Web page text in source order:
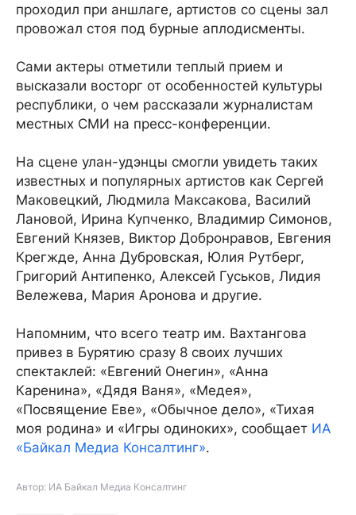
проходил при аншлаге, артистов со сцены зал
провожал стоя под бурные аплодисменты.
Сами актеры отметили теплый прием и
высказали восторг от особенностей культуры
республики, о чем рассказали журналистам
местных СМИ на пресс-конференции.
На сцене улан-удэнцы смогли увидеть таких
известных и популярных артистов как Сергей
Маковецкий, Людмила Максакова, Василий
Лановой, Ирина Купченко, Владимир Симонов,
Евгений Князев, Виктор Добронравов, Евгения
Крегжде, Анна Дубровская, Юлия Рутберг,
Григорий Антипенко, Алексей Гуськов, Лидия
Вележева, Мария Аронова и другие.
Напомним, что всего театр им. Вахтангова
привез в Бурятию сразу 8 своих лучших
спектаклей: «Евгений Онегин», «Анна
Каренина», «Дядя Ваня», «Медея»,
«Посвящение Еве», «Обычное дело», «Тихая
моя родина» и «Игры одиноких», сообщает ИА
«Байкал Медиа Консалтинг».
Автор: ИА Байкал Медиа Консалтинг